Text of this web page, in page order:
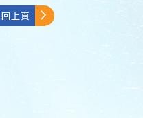
回上頁